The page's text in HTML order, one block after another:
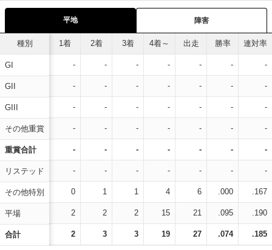
平地 障害
種別
GI
GII
GIII
その他重賞
重賞合計
リステッド
その他特別
平場
合計
1着 2着 3着 4着～ 出走 勝率 連対率
- - - - - - -
- - - - - - -
- - - - - - -
- - - - - - -
- - - - - - -
- - - - - - -
0 1 1 4 6 .000 .167
2 2 2 15 21 .095 .190
2 3 3 19 27 .074 .185